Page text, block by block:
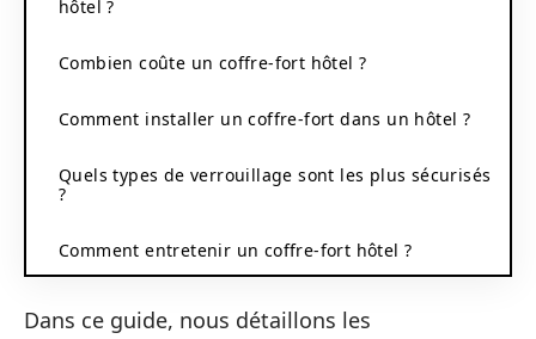
hôtel ?
Combien coûte un coffre-fort hôtel ?
Comment installer un coffre-fort dans un hôtel ?
Quels types de verrouillage sont les plus sécurisés
?
Comment entretenir un coffre-fort hôtel ?
Dans ce guide, nous détaillons les